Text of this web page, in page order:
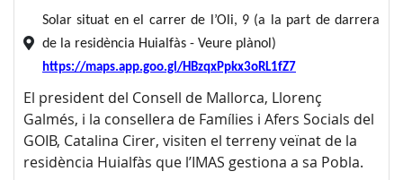
Solar situat en el carrer de l’Oli, 9 (a la part de darrera
de la residència Huialfàs - Veure plànol)
https://maps.app.goo.gl/HBzqxPpkx3oRL1fZ7
El president del Consell de Mallorca, Llorenç
Galmés, i la consellera de Famílies i Afers Socials del
GOIB, Catalina Cirer, visiten el terreny veïnat de la
residència Huialfàs que l’IMAS gestiona a sa Pobla.